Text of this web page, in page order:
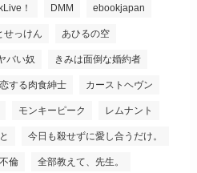
！ DMM ebookjapan
せっけん あひるの空
バい奴 きみは面倒な婚約者
する肉食紳士 カーストヘヴン
モンキーピーク レムナント